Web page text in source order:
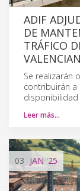
ADIF
DE
TRÁFICO
Se realizarán
contribuirán a
disponibilidad
Leer más…
03 JAN'25